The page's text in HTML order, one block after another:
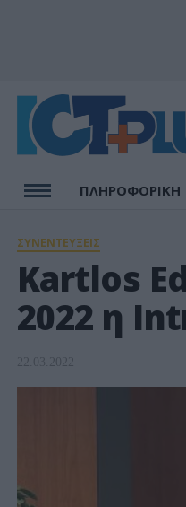
ΠΛΗΡΟΦΟΡΙΚΗ
ΣΥΝΕΝΤΕΥΞΕΙΣ
Kartlos
2022 η
22.03.2022